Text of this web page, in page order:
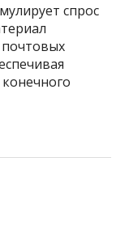
спрос